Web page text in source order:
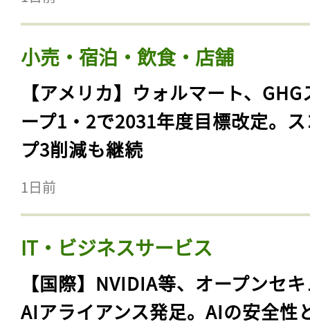
小売・宿泊・飲食・店舗
【アメリカ】ウォルマート、GHG
ープ1・2で2031年度目標改定。
プ3削減も継続
1日前
IT・ビジネスサービス
【国際】NVIDIA等、オープンセ
AIアライアンス発足。AIの安全性